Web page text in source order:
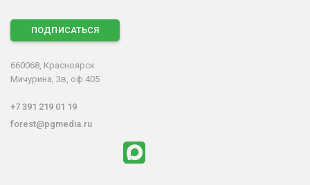
ПОДПИСАТЬСЯ
660068, Красноярск
Мичурина, 3в, оф.405
+7 391 219 01 19
forest@pgmedia.ru